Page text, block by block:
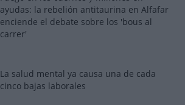
ayudas: la rebelión antitaurina en Alfafar
enciende el debate sobre los 'bous al
carrer'
La salud mental ya causa una de cada
cinco bajas laborales